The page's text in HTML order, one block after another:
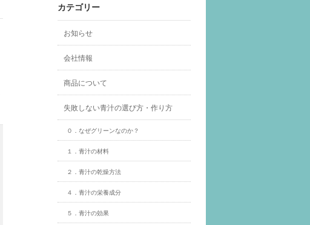
カテゴリー
お知らせ
会社情報
商品について
失敗しない青汁の選び方・作り方
０．なぜグリーンなのか？
１．青汁の材料
２．青汁の乾燥方法
４．青汁の栄養成分
５．青汁の効果